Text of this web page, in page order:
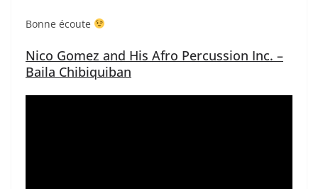
Bonne écoute
Nico Gomez and His Afro Percussion Inc. –
Baila Chibiquiban